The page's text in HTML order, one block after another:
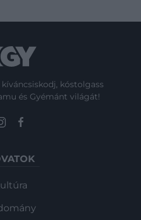
kóstolgass
és Gyémánt világát!